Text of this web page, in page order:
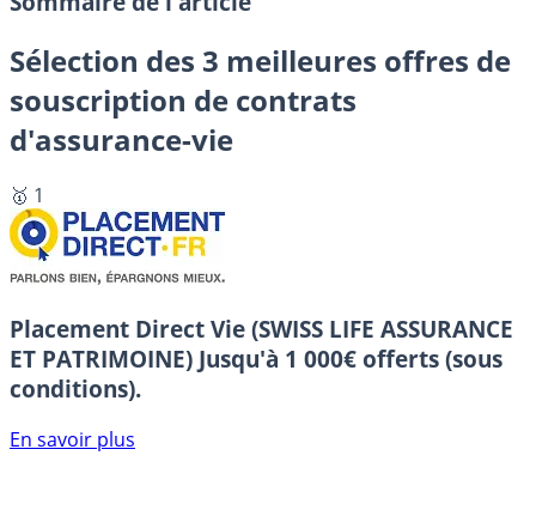
Sélection des 3 meilleures offres de
souscription de contrats
d'assurance-vie
🥇 1
Placement Direct Vie (SWISS LIFE ASSURANCE
ET PATRIMOINE) Jusqu'à 1 000€ offerts (sous
conditions).
En savoir plus